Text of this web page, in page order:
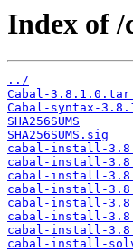
Index of /
../
Cabal-
Cabal-syntax-
SHA256SUMS
SHA256SUMS.sig
cabal-install-
cabal-install-
cabal-install-
cabal-install-
cabal-install-
cabal-install-
cabal-install-
cabal-install-